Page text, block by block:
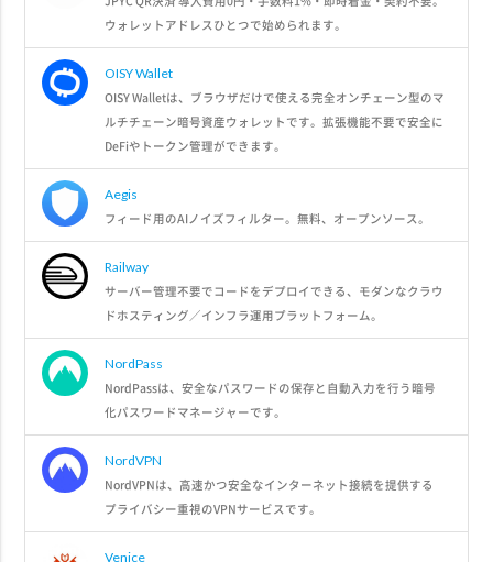
ウォレットアドレスひとつで始められます。
OISY Wallet
OISY Walletは、ブラウザだけで使える完全オンチェーン型のマ
ルチチェーン暗号資産ウォレットです。拡張機能不要で安全に
DeFiやトークン管理ができます。
Aegis
フィード用のAIノイズフィルター。無料、オープンソース。
Railway
サーバー管理不要でコードをデプロイできる、モダンなクラウ
ドホスティング／インフラ運用プラットフォーム。
NordPass
NordPassは、安全なパスワードの保存と自動入力を行う暗号
化パスワードマネージャーです。
NordVPN
NordVPNは、高速かつ安全なインターネット接続を提供する
プライバシー重視のVPNサービスです。
Venice